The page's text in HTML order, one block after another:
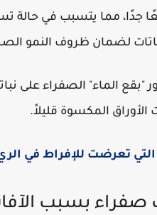
جدًا، مما يتسبب في
لضمان ظروف النمو
"بقع الماء" الصفراء على
الأوراق المكسوة قليلاً.
التي تعرضت للإفراط في
صفراء بسبب